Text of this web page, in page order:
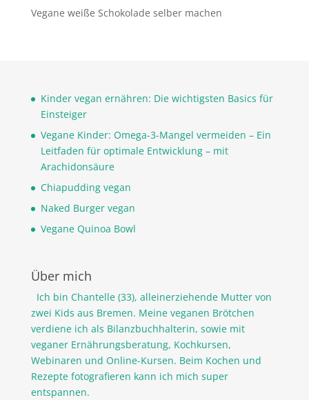
Vegane weiße Schokolade selber machen
Kinder vegan ernähren: Die wichtigsten Basics für
Einsteiger
Vegane Kinder: Omega-3-Mangel vermeiden – Ein
Leitfaden für optimale Entwicklung – mit
Arachidonsäure
Chiapudding vegan
Naked Burger vegan
Vegane Quinoa Bowl
Über mich
Ich bin Chantelle (33), alleinerziehende Mutter von
zwei Kids aus Bremen. Meine veganen Brötchen
verdiene ich als Bilanzbuchhalterin, sowie mit
veganer Ernährungsberatung, Kochkursen,
Webinaren und Online-Kursen. Beim Kochen und
Rezepte fotografieren kann ich mich super
entspannen.